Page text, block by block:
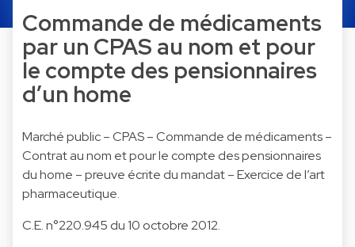
Commande de médicaments
par un CPAS au nom et pour
le compte des pensionnaires
d’un home
Marché public – CPAS – Commande de médicaments –
Contrat au nom et pour le compte des pensionnaires
du home – preuve écrite du mandat – Exercice de l’art
pharmaceutique.
C.E. n°220.945 du 10 octobre 2012.